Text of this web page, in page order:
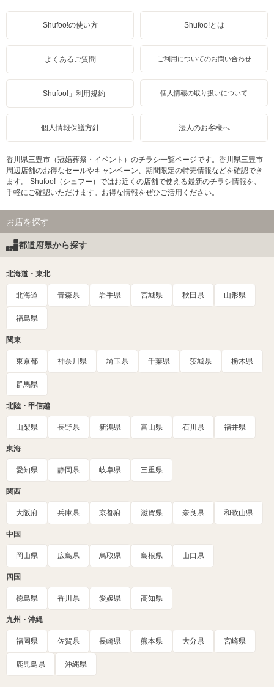
Shufoo!の使い方 Shufoo!とは
よくあるご質問 ご利用についてのお問い合わせ
「Shufoo!」利用規約 個人情報の取り扱いについて
個人情報保護方針 法人のお客様へ
香川県三豊市（冠婚葬祭・イベント）のチラシ一覧ページです。香川県三豊市
周辺店舗のお得なセールやキャンペーン、期間限定の特売情報などを確認でき
ます。 Shufoo!（シュフー）ではお近くの店舗で使える最新のチラシ情報を、
手軽にご確認いただけます。お得な情報をぜひご活用ください。
お店を探す
都道府県から探す
北海道・東北
北海道 青森県 岩手県 宮城県 秋田県 山形県
福島県
関東
東京都 神奈川県 埼玉県 千葉県 茨城県 栃木県
群馬県
北陸・甲信越
山梨県 長野県 新潟県 富山県 石川県 福井県
東海
愛知県 静岡県 岐阜県 三重県
関西
大阪府 兵庫県 京都府 滋賀県 奈良県 和歌山県
中国
岡山県 広島県 鳥取県 島根県 山口県
四国
徳島県 香川県 愛媛県 高知県
九州・沖縄
福岡県 佐賀県 長崎県 熊本県 大分県 宮崎県
鹿児島県 沖縄県